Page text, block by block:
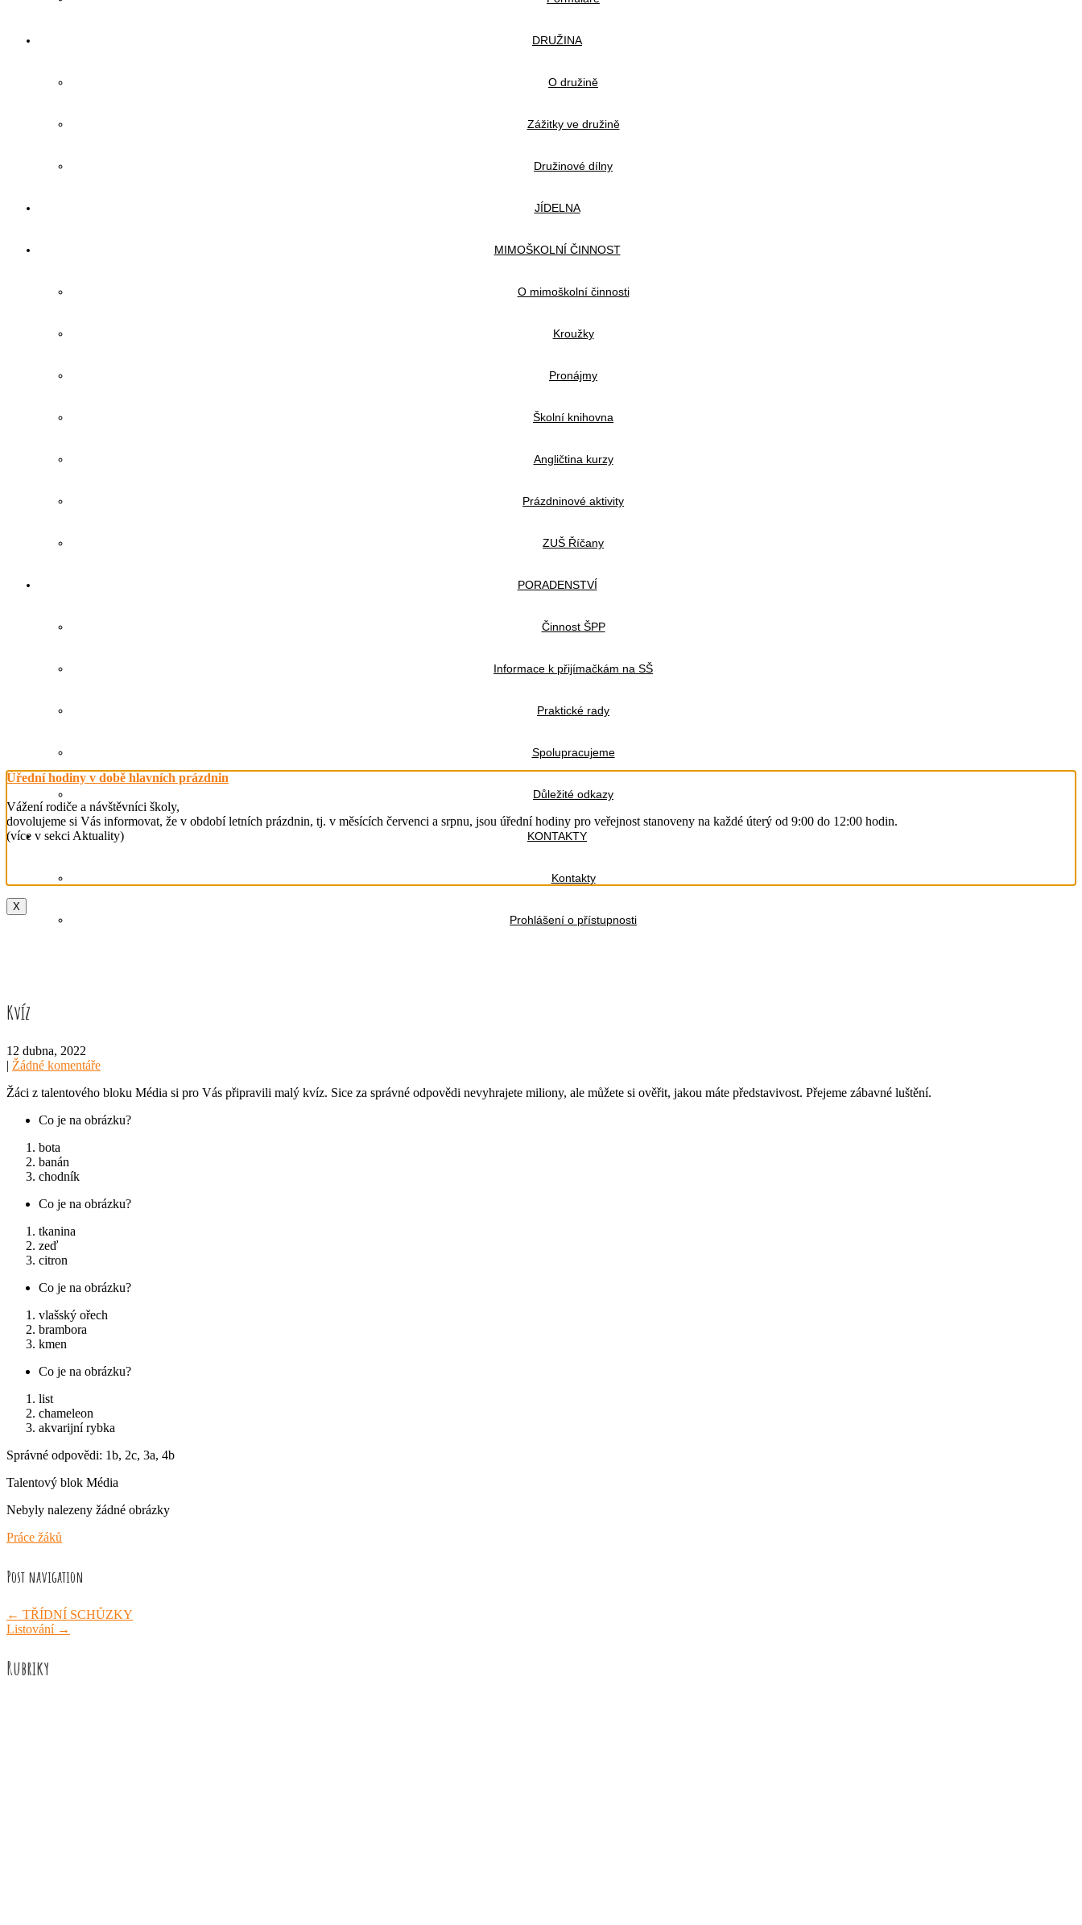
DRUŽINA
O družině
Zážitky ve družině
Družinové dílny
JÍDELNA
MIMOŠKOLNÍ ČINNOST
O mimoškolní činnosti
Kroužky
Pronájmy
Školní knihovna
Angličtina kurzy
Prázdninové aktivity
ZUŠ Říčany
PORADENSTVÍ
Činnost ŠPP
Informace k přijímačkám na SŠ
Praktické rady
Spolupracujeme
Důležité odkazy
KONTAKTY
Kontakty
Prohlášení o přístupnosti
Kvíz
12 dubna, 2022
| Žádné komentáře
Žáci z talentového bloku Média si pro Vás připravili malý kvíz. Sice za správné odpovědi nevyhrajete miliony, ale můžete si ověřit, jakou máte představivost. Přejeme zábavné luštění.
Co je na obrázku?
bota
banán
chodník
Co je na obrázku?
tkanina
zeď
citron
Co je na obrázku?
vlašský ořech
brambora
kmen
Co je na obrázku?
list
chameleon
akvarijní rybka
Správné odpovědi: 1b, 2c, 3a, 4b
Talentový blok Média
Nebyly nalezeny žádné obrázky
Práce žáků
Post navigation
← TŘÍDNÍ SCHŮZKY
Listování →
Rubriky
Úřední hodiny v době hlavních prázdnin
Vážení rodiče a návštěvníci školy,
dovolujeme si Vás informovat, že v období letních prázdnin, tj. v měsících červenci a srpnu, jsou úřední hodiny pro veřejnost stanoveny na každé úterý od 9:00 do 12:00 hodin.
(více v sekci Aktuality)
X